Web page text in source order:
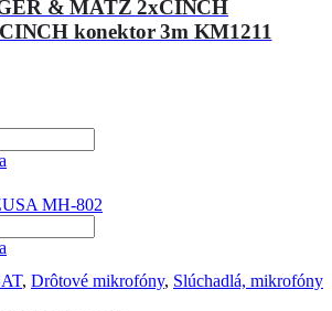
& MATZ 2xCINCH
konektor 3m KM1211
, Drôtové mikrofóny, Slúchadlá, mikrofóny